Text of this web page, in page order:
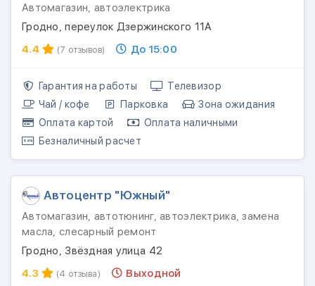
Автомагазин, автоэлектрика
Гродно, переулок Дзержинского 11А
4.4
(7 отзывов) До 15:00
Гарантия на работы
Телевизор
Чай / кофе
Парковка
Зона ожидания
Оплата картой
Оплата наличными
Безналичный расчет
Автоцентр "Южный"
Автомагазин, автотюнинг, автоэлектрика, замена
масла, слесарный ремонт
Гродно, Звёздная улица 42
4.3
(4 отзыва) Выходной